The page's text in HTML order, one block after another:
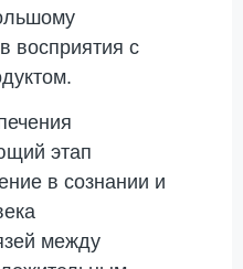
восприятия с
этап
в сознании и
между